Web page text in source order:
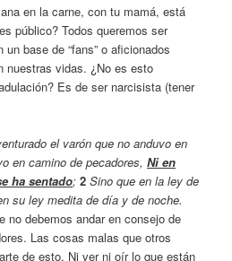
en la carne, con tu mamá, está
público? Todos queremos ser
base de “fans” o aficionados
nuestras vidas. ¿No es esto
Es de ser narcisista (tener
el varón que no anduvo en
en camino de pecadores,Ni en
ha sentado;2 Sino que en la ley de
su ley medita de día y de noche.
no debemos andar en consejo de
Las cosas malas que otros
de esto. Ni ver ni oír lo que están